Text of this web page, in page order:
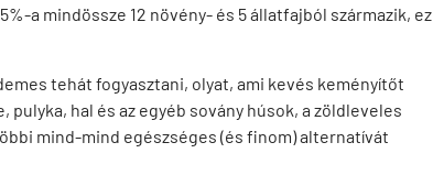
a mindössze 12 növény- és 5 állatfajból származik, ez
tehát fogyasztani, olyat, ami kevés keményítőt
hal és az egyéb sovány húsok, a zöldleveles
mind-mind egészséges (és finom) alternatívát